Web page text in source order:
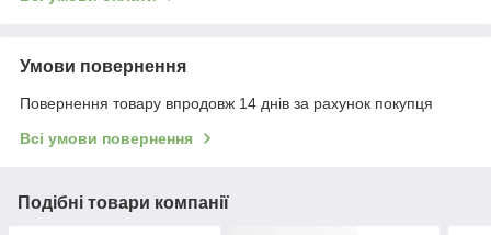
Умови повернення
Повернення товару впродовж 14 днів за рахунок покупця
Всі умови повернення
Подібні товари компанії